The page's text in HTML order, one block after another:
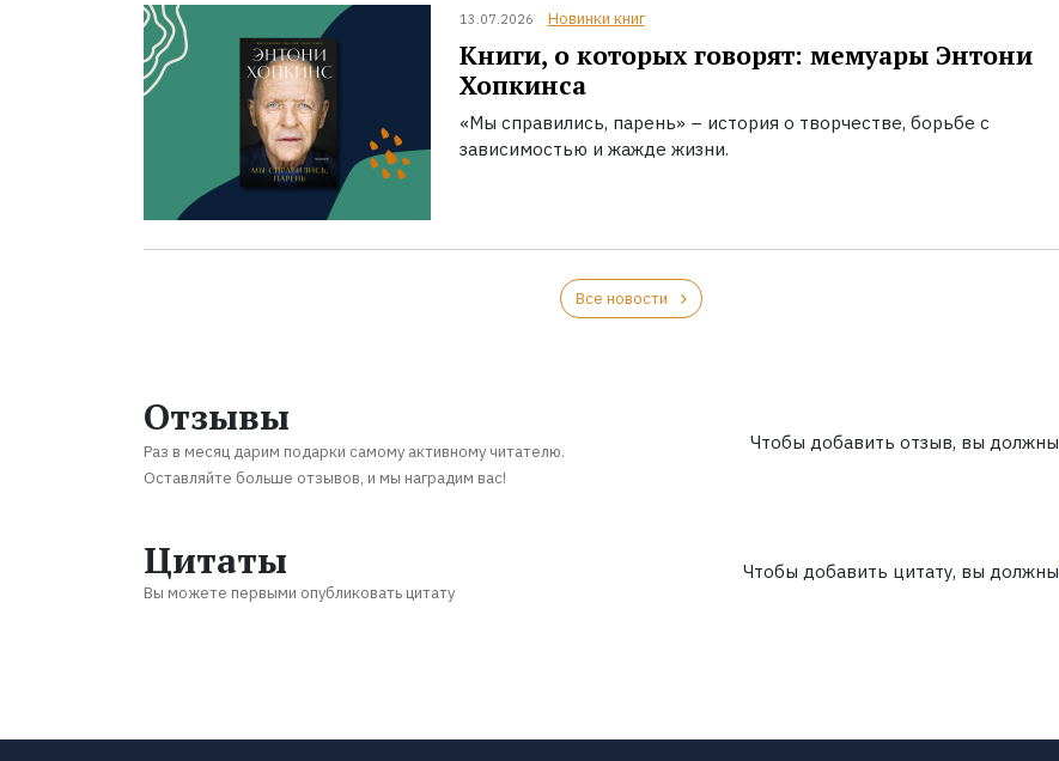
13.07.2026 Новинки книг
Книги, о которых говорят: мемуары Энтони
Хопкинса
«Мы справились, парень» – история о творчестве, борьбе с
зависимостью и жажде жизни.
Все новости
Отзывы
Раз в месяц дарим подарки самому активному читателю.
Оставляйте больше отзывов, и мы наградим вас!
Чтобы добавить отзыв, вы должны
Цитаты
Вы можете первыми опубликовать цитату
Чтобы добавить цитату, вы должны